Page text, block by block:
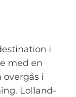
i
med en
i
Lolland-